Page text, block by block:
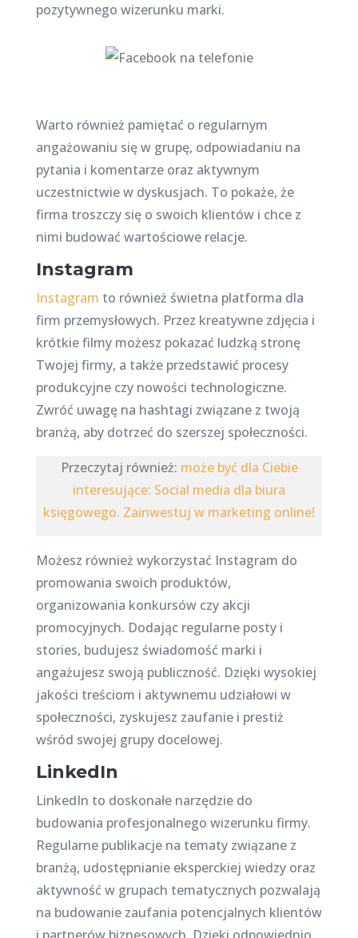
pozytywnego wizerunku marki.
Warto również pamiętać o regularnym
angażowaniu się w grupę, odpowiadaniu na
pytania i komentarze oraz aktywnym
uczestnictwie w dyskusjach. To pokaże, że
firma troszczy się o swoich klientów i chce z
nimi budować wartościowe relacje.
Instagram
Instagram to również świetna platforma dla
firm przemysłowych. Przez kreatywne zdjęcia i
krótkie filmy możesz pokazać ludzką stronę
Twojej firmy, a także przedstawić procesy
produkcyjne czy nowości technologiczne.
Zwróć uwagę na hashtagi związane z twoją
branżą, aby dotrzeć do szerszej społeczności.
Przeczytaj również: może być dla Ciebie
interesujące: Social media dla biura
księgowego. Zainwestuj w marketing online!
Możesz również wykorzystać Instagram do
promowania swoich produktów,
organizowania konkursów czy akcji
promocyjnych. Dodając regularne posty i
stories, budujesz świadomość marki i
angażujesz swoją publiczność. Dzięki wysokiej
jakości treściom i aktywnemu udziałowi w
społeczności, zyskujesz zaufanie i prestiż
wśród swojej grupy docelowej.
LinkedIn
LinkedIn to doskonałe narzędzie do
budowania profesjonalnego wizerunku firmy.
Regularne publikacje na tematy związane z
branżą, udostępnianie eksperckiej wiedzy oraz
aktywność w grupach tematycznych pozwalają
na budowanie zaufania potencjalnych klientów